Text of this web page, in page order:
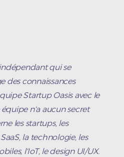
qui se
des connaissances
Startup Oasis avec le
n'a aucun secret
les startups, les
la technologie, les
l'IoT, le design UI/UX.